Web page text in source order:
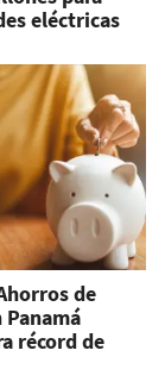
eléctricas
de
Panamá
récord de